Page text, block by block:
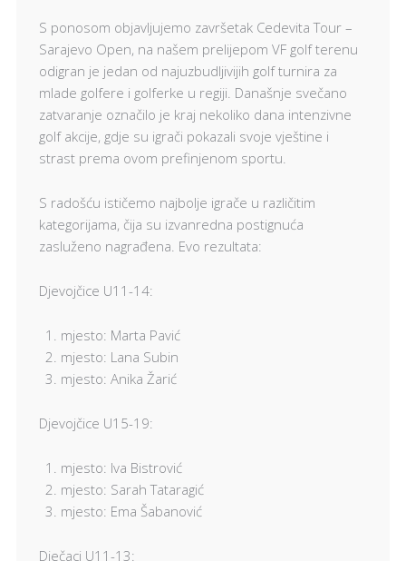
S ponosom objavljujemo završetak Cedevita Tour –
Sarajevo Open, na našem prelijepom VF golf terenu
odigran je jedan od najuzbudljivijih golf turnira za
mlade golfere i golferke u regiji. Današnje svečano
zatvaranje označilo je kraj nekoliko dana intenzivne
golf akcije, gdje su igrači pokazali svoje vještine i
strast prema ovom prefinjenom sportu.
S radošću ističemo najbolje igrače u različitim
kategorijama, čija su izvanredna postignuća
zasluženo nagrađena. Evo rezultata:
Djevojčice U11-14:
mjesto: Marta Pavić
mjesto: Lana Subin
mjesto: Anika Žarić
Djevojčice U15-19:
mjesto: Iva Bistrović
mjesto: Sarah Tataragić
mjesto: Ema Šabanović
Dječaci U11-13: